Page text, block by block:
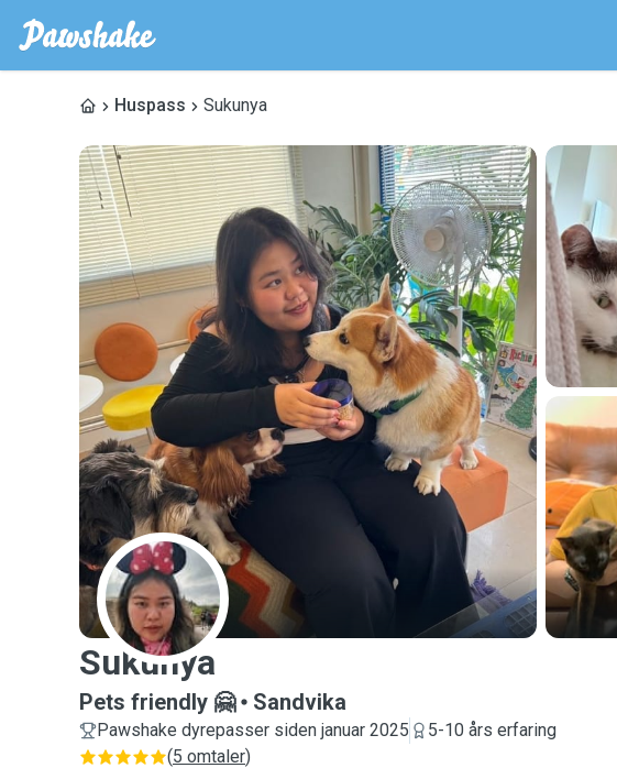
Huspass Sukunya
S
Sukunya
Pets friendly 🤗 Sandvika
Pawshake dyrepasser siden januar 2025
5-10 års erfaring
(5 omtaler)